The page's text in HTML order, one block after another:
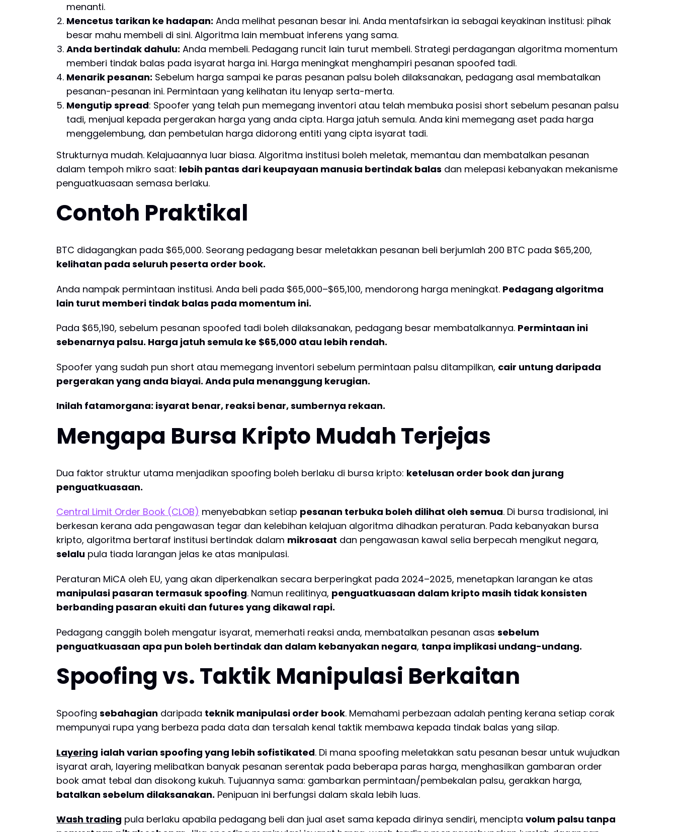
menanti.
Mencetus tarikan ke hadapan: Anda melihat pesanan besar ini. Anda mentafsirkan ia sebagai keyakinan institusi: pihak
besar mahu membeli di sini. Algoritma lain membuat inferens yang sama.
Anda bertindak dahulu: Anda membeli. Pedagang runcit lain turut membeli. Strategi perdagangan algoritma momentum
memberi tindak balas pada isyarat harga ini. Harga meningkat menghampiri pesanan spoofed tadi.
Menarik pesanan: Sebelum harga sampai ke paras pesanan palsu boleh dilaksanakan, pedagang asal membatalkan
pesanan-pesanan ini. Permintaan yang kelihatan itu lenyap serta-merta.
Mengutip spread: Spoofer yang telah pun memegang inventori atau telah membuka posisi short sebelum pesanan palsu
tadi, menjual kepada pergerakan harga yang anda cipta. Harga jatuh semula. Anda kini memegang aset pada harga
menggelembung, dan pembetulan harga didorong entiti yang cipta isyarat tadi.
Strukturnya mudah. Kelajuaannya luar biasa. Algoritma institusi boleh meletak, memantau dan membatalkan pesanan
dalam tempoh mikro saat: lebih pantas dari keupayaan manusia bertindak balas dan melepasi kebanyakan mekanisme
penguatkuasaan semasa berlaku.
Contoh Praktikal
BTC didagangkan pada $65,000. Seorang pedagang besar meletakkan pesanan beli berjumlah 200 BTC pada $65,200,
kelihatan pada seluruh peserta order book.
Anda nampak permintaan institusi. Anda beli pada $65,000–$65,100, mendorong harga meningkat. Pedagang algoritma
lain turut memberi tindak balas pada momentum ini.
Pada $65,190, sebelum pesanan spoofed tadi boleh dilaksanakan, pedagang besar membatalkannya. Permintaan ini
sebenarnya palsu. Harga jatuh semula ke $65,000 atau lebih rendah.
Spoofer yang sudah pun short atau memegang inventori sebelum permintaan palsu ditampilkan, cair untung daripada
pergerakan yang anda biayai. Anda pula menanggung kerugian.
Inilah fatamorgana: isyarat benar, reaksi benar, sumbernya rekaan.
Mengapa Bursa Kripto Mudah Terjejas
Dua faktor struktur utama menjadikan spoofing boleh berlaku di bursa kripto: ketelusan order book dan jurang
penguatkuasaan.
Central Limit Order Book (CLOB) menyebabkan setiap pesanan terbuka boleh dilihat oleh semua. Di bursa tradisional, ini
berkesan kerana ada pengawasan tegar dan kelebihan kelajuan algoritma dihadkan peraturan. Pada kebanyakan bursa
kripto, algoritma bertaraf institusi bertindak dalam mikrosaat dan pengawasan kawal selia berpecah mengikut negara,
selalu pula tiada larangan jelas ke atas manipulasi.
Peraturan MiCA oleh EU, yang akan diperkenalkan secara berperingkat pada 2024–2025, menetapkan larangan ke atas
manipulasi pasaran termasuk spoofing. Namun realitinya, penguatkuasaan dalam kripto masih tidak konsisten
berbanding pasaran ekuiti dan futures yang dikawal rapi.
Pedagang canggih boleh mengatur isyarat, memerhati reaksi anda, membatalkan pesanan asas sebelum
penguatkuasaan apa pun boleh bertindak dan dalam kebanyakan negara, tanpa implikasi undang-undang.
Spoofing vs. Taktik Manipulasi Berkaitan
Spoofing sebahagian daripada teknik manipulasi order book. Memahami perbezaan adalah penting kerana setiap corak
mempunyai rupa yang berbeza pada data dan tersalah kenal taktik membawa kepada tindak balas yang silap.
Layering ialah varian spoofing yang lebih sofistikated. Di mana spoofing meletakkan satu pesanan besar untuk wujudkan
isyarat arah, layering melibatkan banyak pesanan serentak pada beberapa paras harga, menghasilkan gambaran order
book amat tebal dan disokong kukuh. Tujuannya sama: gambarkan permintaan/pembekalan palsu, gerakkan harga,
batalkan sebelum dilaksanakan. Penipuan ini berfungsi dalam skala lebih luas.
Wash trading pula berlaku apabila pedagang beli dan jual aset sama kepada dirinya sendiri, mencipta volum palsu tanpa